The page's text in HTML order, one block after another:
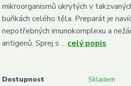
mikroorganismů ukrytých v
buňkách celého těla. Preparát je
nepotřebných imunokomplexu a
antigenů. Sprej s ... celý popis
Dostupnost Skladem